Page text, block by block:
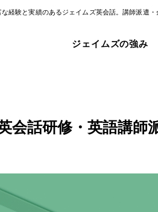
経験と実績のあるジェイムズ英会話。講師派遣
ジェイムズの強み
会話研修・英語講師